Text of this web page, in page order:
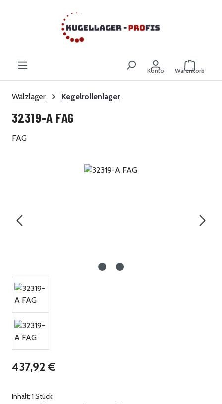
Zum Hauptinhalt springen
Konto Warenkorb
Wälzlager Kegelrollenlager
32319-A FAG
FAG
Bildergalerie überspringen
Regulärer Preis:
437,92 €
Inhalt: 1 Stück